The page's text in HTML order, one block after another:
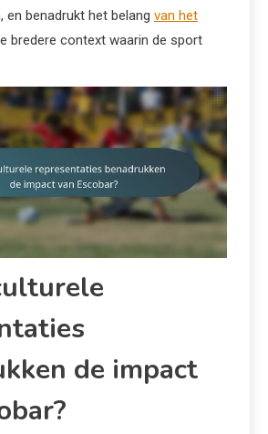
en benadrukt het belang van het
bredere context waarin de sport
de impact